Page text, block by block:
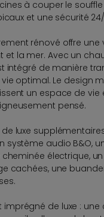
à couper le
et une sécurité
rénové offre
et la mer. Avec un
intégré de manière
optimal. Le design
un espace de vie
pensé.
luxe
système audio B&O,
électrique,
cachées, une
de luxe : une